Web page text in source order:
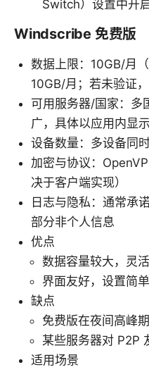
Switch）设置中开
Windscribe 免费版
数据上限：10GB/月
10GB/月；若未验证
可用服务器/国家：多
广，具体以应用内显示
设备数量：多设备同
加密与协议：
决于客户端实现）
日志与隐私：通常承
部分非个人信息
优点
数据容量较大，灵
界面友好，设置简单
缺点
免费版在夜间高峰
某些服务器对 P2P
适用场景